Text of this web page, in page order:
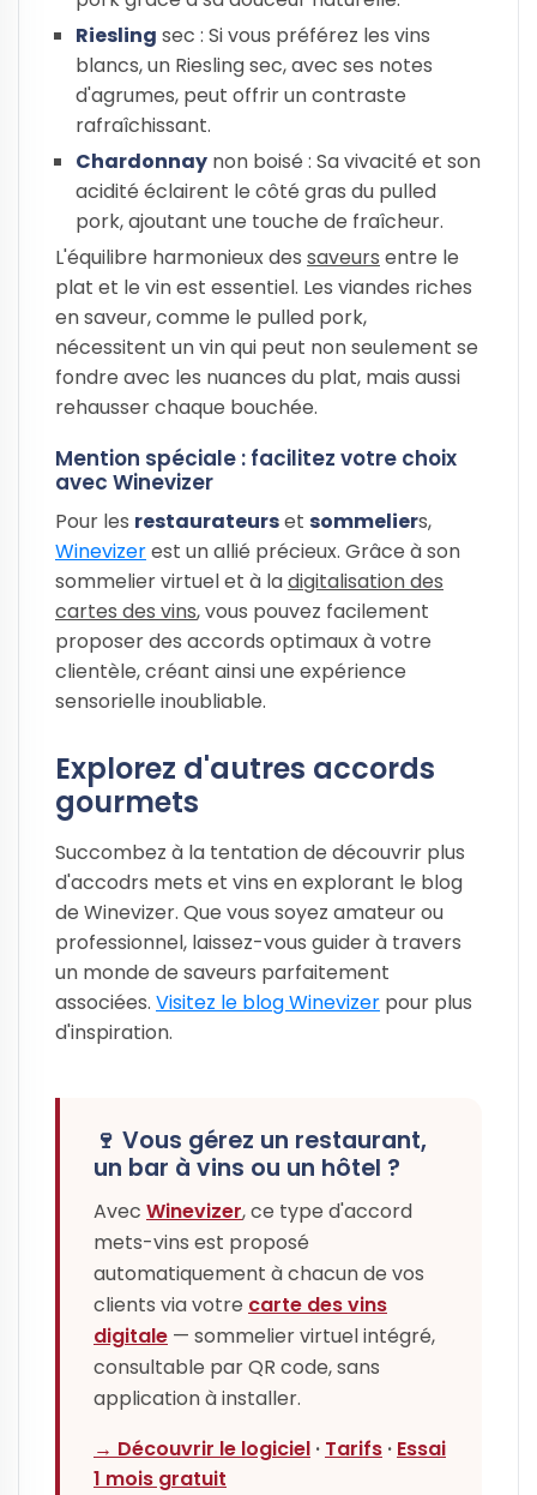
Riesling sec : Si vous préférez les vins
blancs, un Riesling sec, avec ses notes
d'agrumes, peut offrir un contraste
rafraîchissant.
Chardonnay non boisé : Sa vivacité et son
acidité éclairent le côté gras du pulled
pork, ajoutant une touche de fraîcheur.
L'équilibre harmonieux des saveurs entre le
plat et le vin est essentiel. Les viandes riches
en saveur, comme le pulled pork,
nécessitent un vin qui peut non seulement se
fondre avec les nuances du plat, mais aussi
rehausser chaque bouchée.
Mention spéciale : facilitez votre choix
avec Winevizer
Pour les restaurateurset sommeliers,
Winevizerest un allié précieux. Grâce à son
sommelier virtuel et à ladigitalisation des
cartes des vins, vous pouvez facilement
proposer des accords optimaux à votre
clientèle, créant ainsi une expérience
sensorielle inoubliable.
Explorez d'autres accords
gourmets
Succombez à la tentation de découvrir plus
d'accodrs mets et vins en explorant le blog
de Winevizer. Que vous soyez amateur ou
professionnel, laissez-vous guider à travers
un monde de saveurs parfaitement
associées. Visitez le blog Winevizer pour plus
d'inspiration.
🍷 Vous gérez un restaurant,
un bar à vins ou un hôtel ?
Avec Winevizer, ce type d'accord
mets-vins est proposé
automatiquement à chacun de vos
clients via votre carte des vins
digitale — sommelier virtuel intégré,
consultable par QR code, sans
application à installer.
→ Découvrir le logiciel · Tarifs · Essai
1 mois gratuit